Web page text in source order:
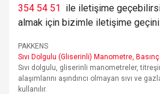
354 54 51 ile iletişime
almak için bizimle iletişime
PAKKENS
Sıvı Dolgulu (Gliserinli) Manometre,
Sıvı dolgulu, gliserinli manometreler,
alaşımlarını aşındırıcı olmayan sıvı ve
kullanılır.